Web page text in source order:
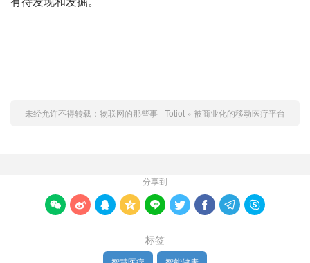
未经允许不得转载： 物联网的那些事 - Totiot » 被商业化的移动医疗平台
分享到
        
标签